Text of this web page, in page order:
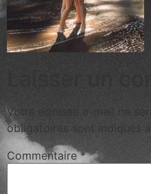
Laisser un
Votre adresse e-mail ne
obligatoires sont indiqués
Commentaire*